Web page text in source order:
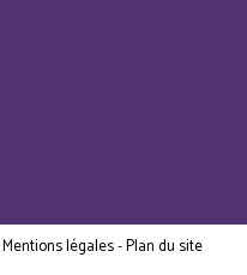
Mentions légales-Plan du site